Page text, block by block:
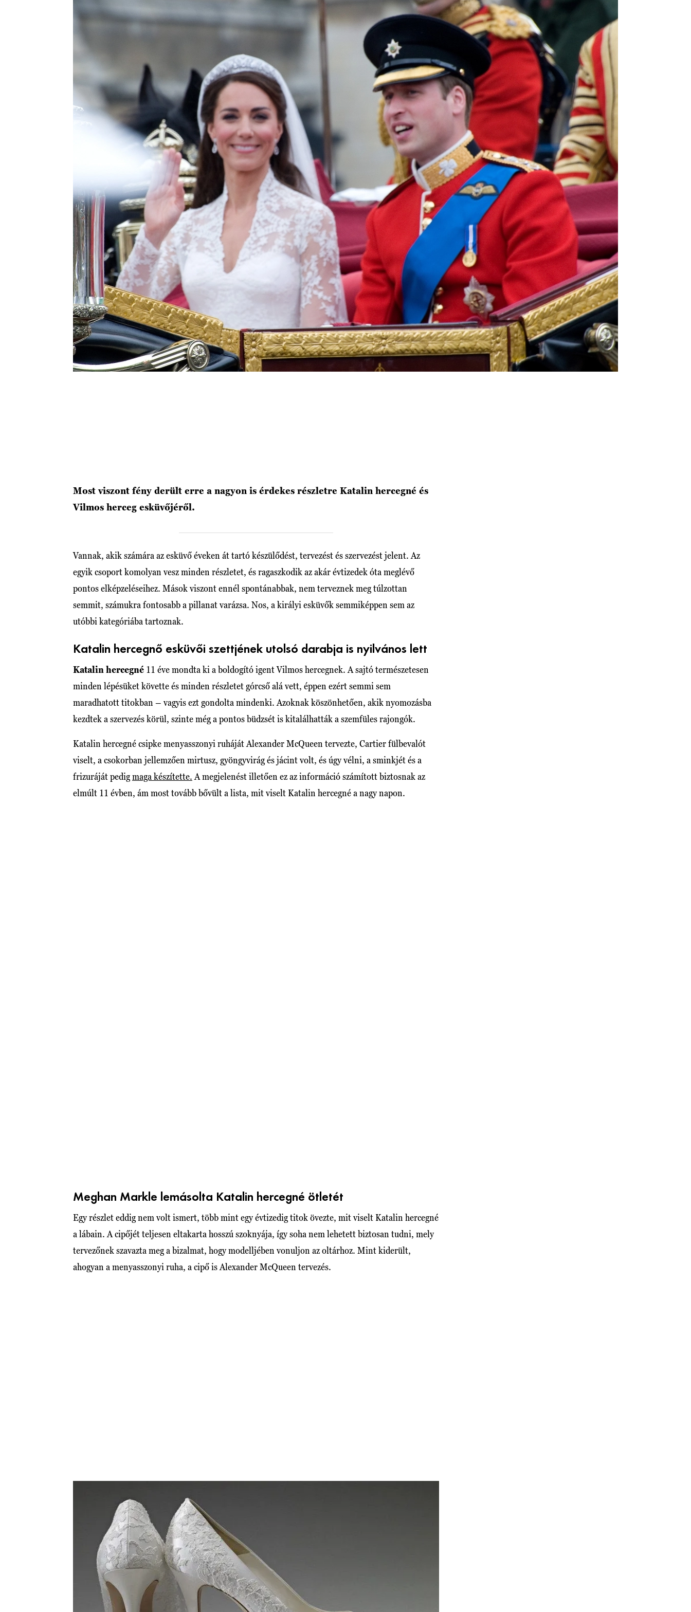
Most viszont fény derült erre a nagyon is érdekes részletre Katalin hercegné és
Vilmos herceg esküvőjéről.
Vannak, akik számára az esküvő éveken át tartó készülődést, tervezést és szervezést jelent. Az
egyik csoport komolyan vesz minden részletet, és ragaszkodik az akár évtizedek óta meglévő
pontos elképzeléseihez. Mások viszont ennél spontánabbak, nem terveznek meg túlzottan
semmit, számukra fontosabb a pillanat varázsa. Nos, a királyi esküvők semmiképpen sem az
utóbbi kategóriába tartoznak.
Katalin hercegnő esküvői szettjének utolsó darabja is nyilvános lett
Katalin hercegné 11 éve mondta ki a boldogító igent Vilmos hercegnek. A sajtó természetesen
minden lépésüket követte és minden részletet górcső alá vett, éppen ezért semmi sem
maradhatott titokban – vagyis ezt gondolta mindenki. Azoknak köszönhetően, akik nyomozásba
kezdtek a szervezés körül, szinte még a pontos büdzsét is kitalálhatták a szemfüles rajongók.
Katalin hercegné csipke menyasszonyi ruháját Alexander McQueen tervezte, Cartier fülbevalót
viselt, a csokorban jellemzően mirtusz, gyöngyvirág és jácint volt, és úgy vélni, a sminkjét és a
frizuráját pedigmaga készítette. A megjelenést illetően ez az információ számított biztosnak az
elmúlt 11 évben, ám most tovább bővült a lista, mit viselt Katalin hercegné a nagy napon.
Meghan Markle lemásolta Katalin hercegné ötletét
Egy részlet eddig nem volt ismert, több mint egy évtizedig titok övezte, mit viselt Katalin hercegné
a lábain. A cipőjét teljesen eltakarta hosszú szoknyája, így soha nem lehetett biztosan tudni, mely
tervezőnek szavazta meg a bizalmat, hogy modelljében vonuljon az oltárhoz. Mint kiderült,
ahogyan a menyasszonyi ruha, a cipő is Alexander McQueen tervezés.